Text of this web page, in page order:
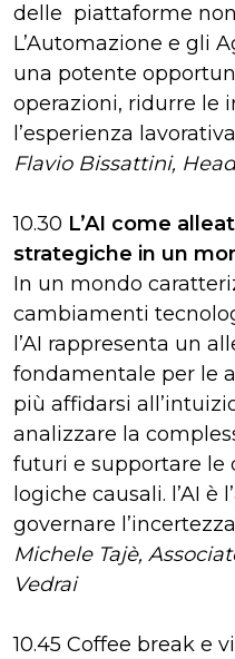
delle piattaforme
L’Automazione e gli
una potente
operazioni, ridurre le
l’esperienza
Flavio Bissattini,
10.30 L’AI come
strategiche in un
In un mondo
cambiamenti
l’AI rappresenta un
fondamentale per le
più affidarsi
analizzare la
futuri e supportare le
logiche causali. l’AI è
governare
Michele Tajè,
Vedrai
10.45 Coffee break e